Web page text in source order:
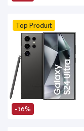
-36%
Top Produit